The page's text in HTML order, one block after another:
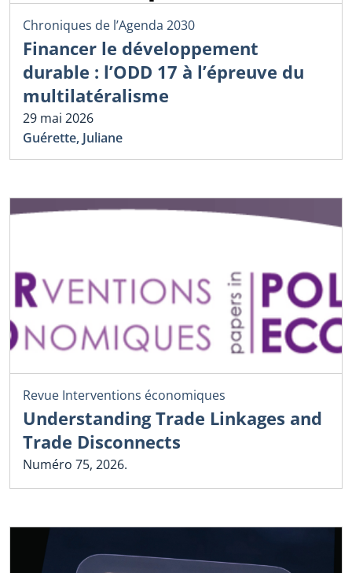
Chroniques de l’Agenda 2030
Financer le développement
durable : l’ODD 17 à l’épreuve du
multilatéralisme
29 mai 2026
Guérette, Juliane
Revue Interventions économiques
Understanding Trade Linkages and
Trade Disconnects
Numéro 75, 2026.